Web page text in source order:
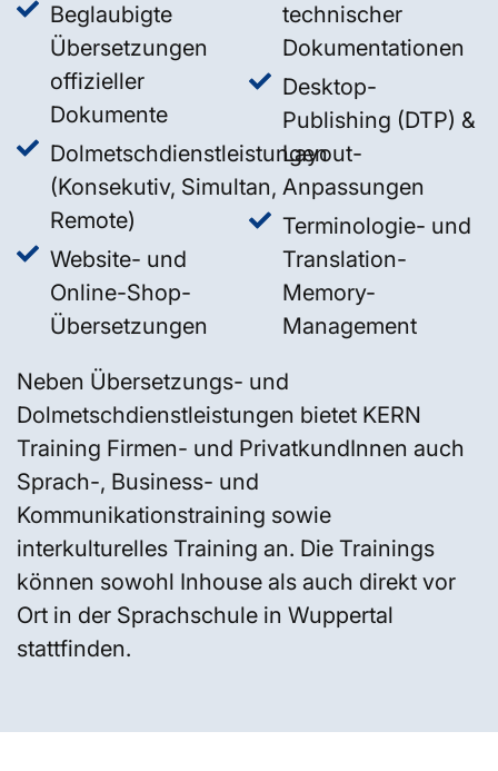
Beglaubigte
Übersetzungen
offizieller
Dokumente
Dolmetschdienstleistungen
(Konsekutiv, Simultan,
Remote)
Website- und
Online-Shop-
Übersetzungen
technischer
Dokumentationen
Desktop-
Publishing (DTP) &
Layout-
Anpassungen
Terminologie- und
Translation-
Memory-
Management
Neben Übersetzungs- und
Dolmetschdienstleistungen bietet KERN
Training Firmen- und PrivatkundInnen auch
Sprach-, Business- und
Kommunikationstraining sowie
interkulturelles Training an. Die Trainings
können sowohl Inhouse als auch direkt vor
Ort in der Sprachschule in Wuppertal
stattfinden.